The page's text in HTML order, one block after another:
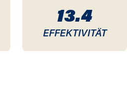
13.4
EFFEKTIVITÄT